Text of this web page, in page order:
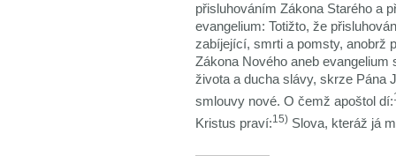
přisluhováním Zákona Starého a
evangelium: Totižto, že
zabíjející, smrti a pomsty, anobrž
Zákona Nového aneb
života a ducha slávy, skrze Pána
smlouvy nové. O čemž apoštol dí:
Kristus praví:15) Slova, kteráž já